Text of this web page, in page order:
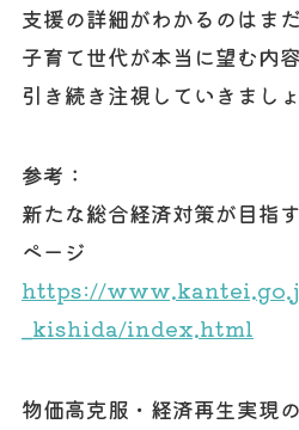
支援の詳細がわかるのはま
子育て世代が本当に望む内
引き続き注視していきましょ
参考：
新たな総合経済対策が目指
ページ
https://
_kishida/index.html
物価高克服・経済再生実現